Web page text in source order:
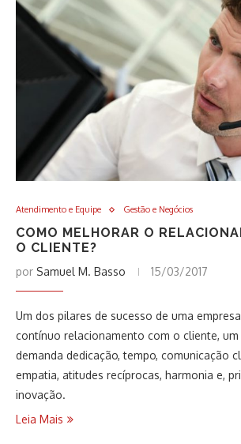
Atendimento e Equipe Gestão e Negócios
COMO MELHORAR O
O CLIENTE?
por Samuel M. Basso 15/03/2017
Um dos pilares de sucesso de uma
contínuo relacionamento com o cliente,
demanda dedicação, tempo, comunicação
empatia, atitudes recíprocas, harmonia e,
inovação.
Leia Mais